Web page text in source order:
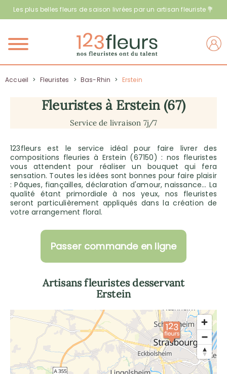
Les plus belles fleurs de saison livrées par un artisan fleuriste 💐
Menu
Accueil > Fleuristes > Bas-Rhin > Erstein
Fleuristes à Erstein (67)
Service de livraison 7j/7
123fleurs est le service idéal pour faire livrer des
compositions fleuries à Erstein (67150) : nos fleuristes
vous attendent pour réaliser un bouquet qui fera
sensation. Toutes les idées sont bonnes pour faire plaisir
: Pâques, fiançailles, déclaration d'amour, naissance… La
qualité étant primordiale à nos yeux, nos fleuristes
seront particulièrement appliqués dans la création de
votre arrangement floral.
Passer commande en ligne
Artisans fleuristes desservant
Erstein